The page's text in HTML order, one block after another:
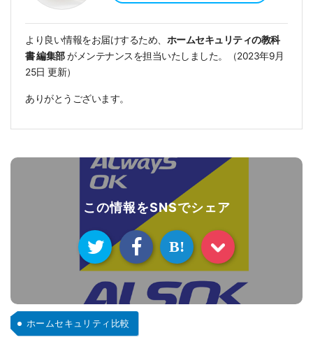
より良い情報をお届けするため、 ホームセキュリティの教科
書 編集部がメンテナンスを担当いたしました。（2023年9月
25日 更新）
ありがとうございます。
この情報をSNSでシェア
B!
ホームセキュリティ比較